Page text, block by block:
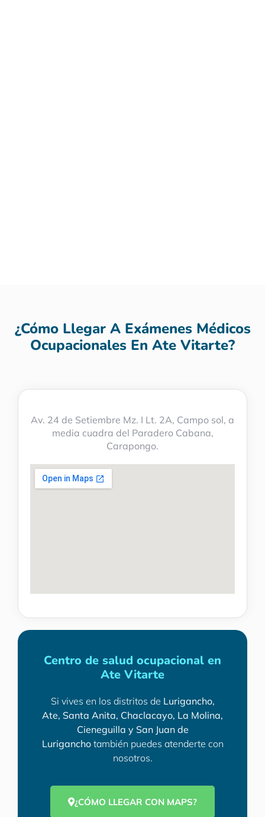
¿Cómo Llegar A Exámenes Médicos
Ocupacionales En Ate Vitarte?
Av. 24 de Setiembre Mz. I Lt. 2A, Campo sol, a
media cuadra del Paradero Cabana,
Carapongo.
Centro de salud ocupacional en
Ate Vitarte
Si vives en los distritos de Lurigancho,
Ate, Santa Anita, Chaclacayo, La Molina,
Cieneguilla y San Juan de
Luriganchotambién puedes atenderte con
nosotros.
¿CÓMO LLEGAR CON MAPS?